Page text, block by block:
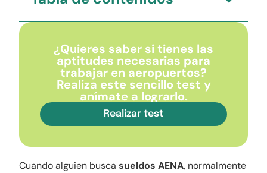
¿Quieres saber si tienes las
aptitudes necesarias para
trabajar en aeropuertos?
Realiza este sencillo test y
anímate a lograrlo.
Realizar test
Cuando alguien buscasueldos AENA, normalmente